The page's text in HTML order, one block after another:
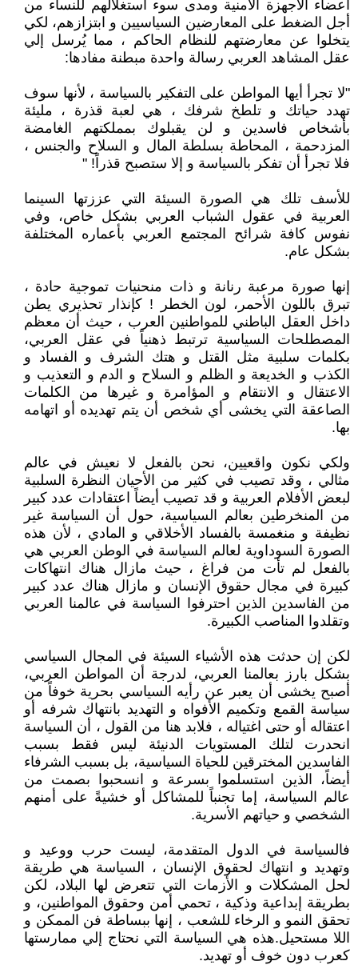
أعضاء الأجهزة الأمنية ومدى سوء استغلالهم للنساء من
أجل الضغط على المعارضين السياسيين و ابتزازهم، لكي
يتخلوا عن معارضتهم للنظام الحاكم ، مما يُرسل إلي
عقل المشاهد العربي رسالة واحدة مبطنة مفادها:
"لا تجرأ أيها المواطن على التفكير بالسياسة ، لأنها سوف
تهدد حياتك و تلطخ شرفك ، هي لعبة قذرة ، مليئة
بأشخاص فاسدين و لن يقبلوك بمملكتهم الغامضة
المزدحمة ، المحاطة بسلطة المال و السلاح والجنس ،
فلا تجرأ أن تفكر بالسياسة و إلا ستصبح قذراً! "
للأسف تلك هي الصورة السيئة التي عززتها السينما
العربية في عقول الشباب العربي بشكل خاص، وفي
نفوس كافة شرائح المجتمع العربي بأعماره المختلفة
بشكل عام.
إنها صورة مرعبة رنانة و ذات منحنيات تموجية حادة ،
تبرق باللون الأحمر، لون الخطر ! كإنذار تحذيري يطن
داخل العقل الباطني للمواطنين العرب ، حيث أن معظم
المصطلحات السياسية ترتبط ذهنياً في عقل العربي،
بكلمات سلبية مثل القتل و هتك الشرف و الفساد و
الكذب و الخديعة و الظلم و السلاح و الدم و التعذيب و
الاعتقال و الانتقام و المؤامرة و غيرها من الكلمات
الصاعقة التي يخشى أي شخص أن يتم تهديده أو اتهامه
بها.
ولكي نكون واقعيين، نحن بالفعل لا نعيش في عالم
مثالي ، وقد تصيب في كثير من الأحيان النظرة السلبية
لبعض الأفلام العربية و قد تصيب أيضاً اعتقادات عدد كبير
من المنخرطين بعالم السياسية، حول أن السياسة غير
نظيفة و منغمسة بالفساد الأخلاقي و المادي ، لأن هذه
الصورة السوداوية لعالم السياسة في الوطن العربي هي
بالفعل لم تأت من فراغ ، حيث مازال هناك انتهاكات
كبيرة في مجال حقوق الإنسان و مازال هناك عدد كبير
من الفاسدين الذين احترفوا السياسة في عالمنا العربي
وتقلدوا المناصب الكبيرة.
لكن إن حدثت هذه الأشياء السيئة في المجال السياسي
بشكل بارز بعالمنا العربي، لدرجة أن المواطن العربي،
أصبح يخشى أن يعبر عن رأيه السياسي بحرية خوفاً من
سياسة القمع وتكميم الأفواه و التهديد بانتهاك شرفه أو
اعتقاله أو حتى اغتياله ، فلابد هنا من القول ، أن السياسة
انحدرت لتلك المستويات الدنيئة ليس فقط بسبب
الفاسدين المخترقين للحياة السياسية، بل بسبب الشرفاء
أيضاً، الذين استسلموا بسرعة و انسحبوا بصمت من
عالم السياسة، إما تجنباً للمشاكل أو خشيةً على أمنهم
الشخصي و حياتهم الأسرية.
فالسياسة في الدول المتقدمة، ليست حرب ووعيد و
وتهديد و انتهاك لحقوق الإنسان ، السياسة هي طريقة
لحل المشكلات و الأزمات التي تتعرض لها البلاد، لكن
بطريقة إبداعية وذكية ، تحمي أمن وحقوق المواطنين، و
تحقق النمو و الرخاء للشعب ، إنها ببساطة فن الممكن و
اللا مستحيل.هذه هي السياسة التي نحتاج إلي ممارستها
كعرب دون خوف أو تهديد.